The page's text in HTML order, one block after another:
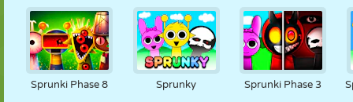
Sprunki Phase 8 Sprunky Sprunki Phase 3